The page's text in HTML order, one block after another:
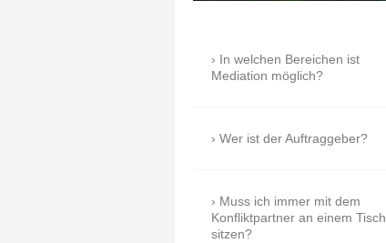
In welchen Bereichen ist
Mediation möglich?
Wer ist der Auftraggeber?
Muss ich immer mit dem
Konfliktpartner an einem Tisch
sitzen?